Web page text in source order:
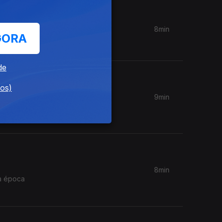
8min
9min
época
8min